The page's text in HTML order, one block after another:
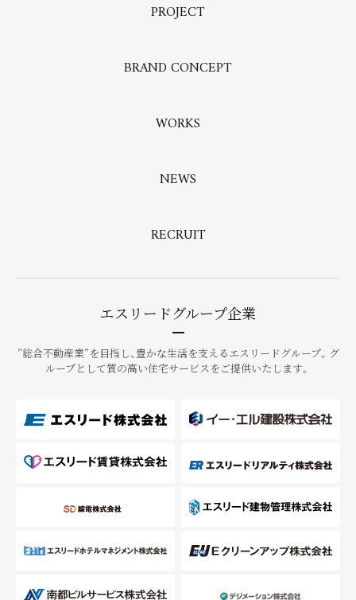
PROJECT
BRAND CONCEPT
WORKS
NEWS
RECRUIT
エスリードグループ企業
”総合不動産業”を目指し、豊かな生活を支えるエスリードグループ。グ
ループとして質の高い住宅サービスをご提供いたします。